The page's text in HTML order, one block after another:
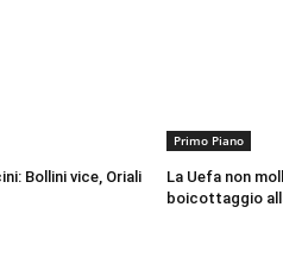
Bollini vice, Oriali
Primo Piano
La Uefa non
boicottaggio